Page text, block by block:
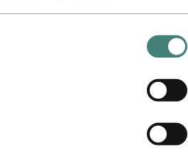
Analyse‑ oder Werbezwecke
können die Informationen,
unserer Website sammeln, mit
die Sie ihnen bereitgestellt
der für ein